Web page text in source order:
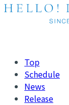
Top
Schedule
News
Release